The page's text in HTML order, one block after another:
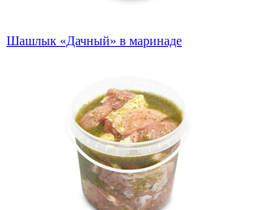
Шашлык «Дачный» в маринаде